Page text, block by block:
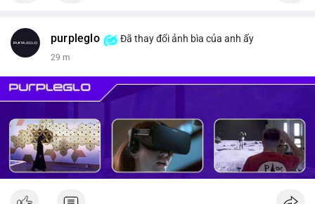
purpleglo Đã thay đổi ảnh bìa của anh ấy
29 m